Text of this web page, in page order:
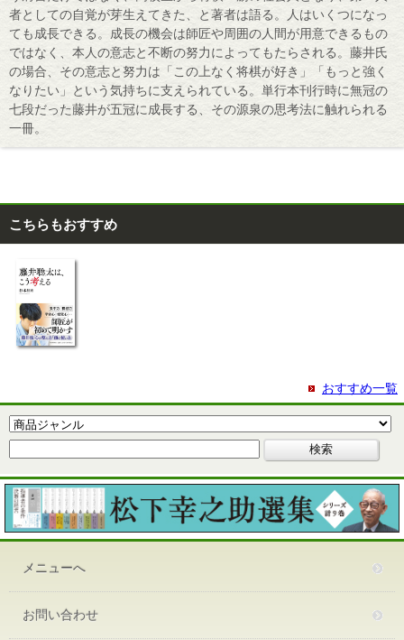
者としての自覚が芽生えてきた、と著者は語る。人はいくつになっ
ても成長できる。成長の機会は師匠や周囲の人間が用意できるもの
ではなく、本人の意志と不断の努力によってもたらされる。藤井氏
の場合、その意志と努力は「この上なく将棋が好き」「もっと強く
なりたい」という気持ちに支えられている。単行本刊行時に無冠の
七段だった藤井が五冠に成長する、その源泉の思考法に触れられる
一冊。
こちらもおすすめ
おすすめ一覧
メニューへ
お問い合わせ